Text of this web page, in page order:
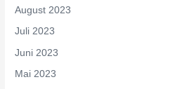
August 2023
Juli 2023
Juni 2023
Mai 2023